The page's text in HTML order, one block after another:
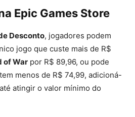
Epic Games Store
Desconto, jogadores podem
jogo que custe mais de R$
of War por R$ 89,96, ou pode
menos de R$ 74,99, adicioná-
atingir o valor mínimo do